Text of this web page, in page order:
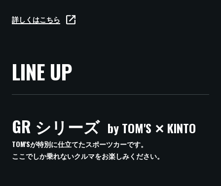
詳しくはこちら
LINE UP
GR シリーズ by TOM'S ✕ KINTO
TOM'Sが特別に仕立てたスポーツカーです。
ここでしか乗れないクルマをお楽しみください。